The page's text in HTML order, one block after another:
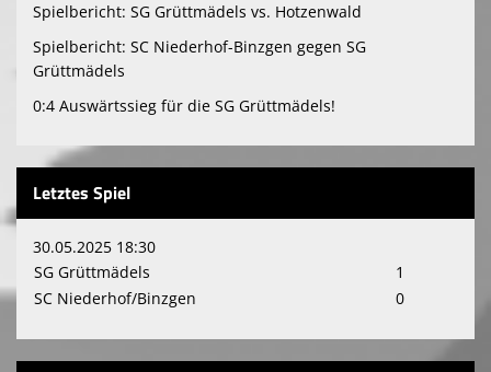
Spielbericht: SG Grüttmädels vs. Hotzenwald
Spielbericht: SC Niederhof-Binzgen gegen SG
Grüttmädels
0:4 Auswärtssieg für die SG Grüttmädels!
Letztes Spiel
30.05.2025 18:30
SG Grüttmädels
1
SC Niederhof/Binzgen
0